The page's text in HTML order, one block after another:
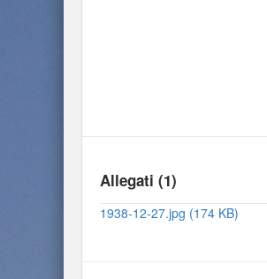
Allegati (1)
1938-12-27.jpg (174 KB)